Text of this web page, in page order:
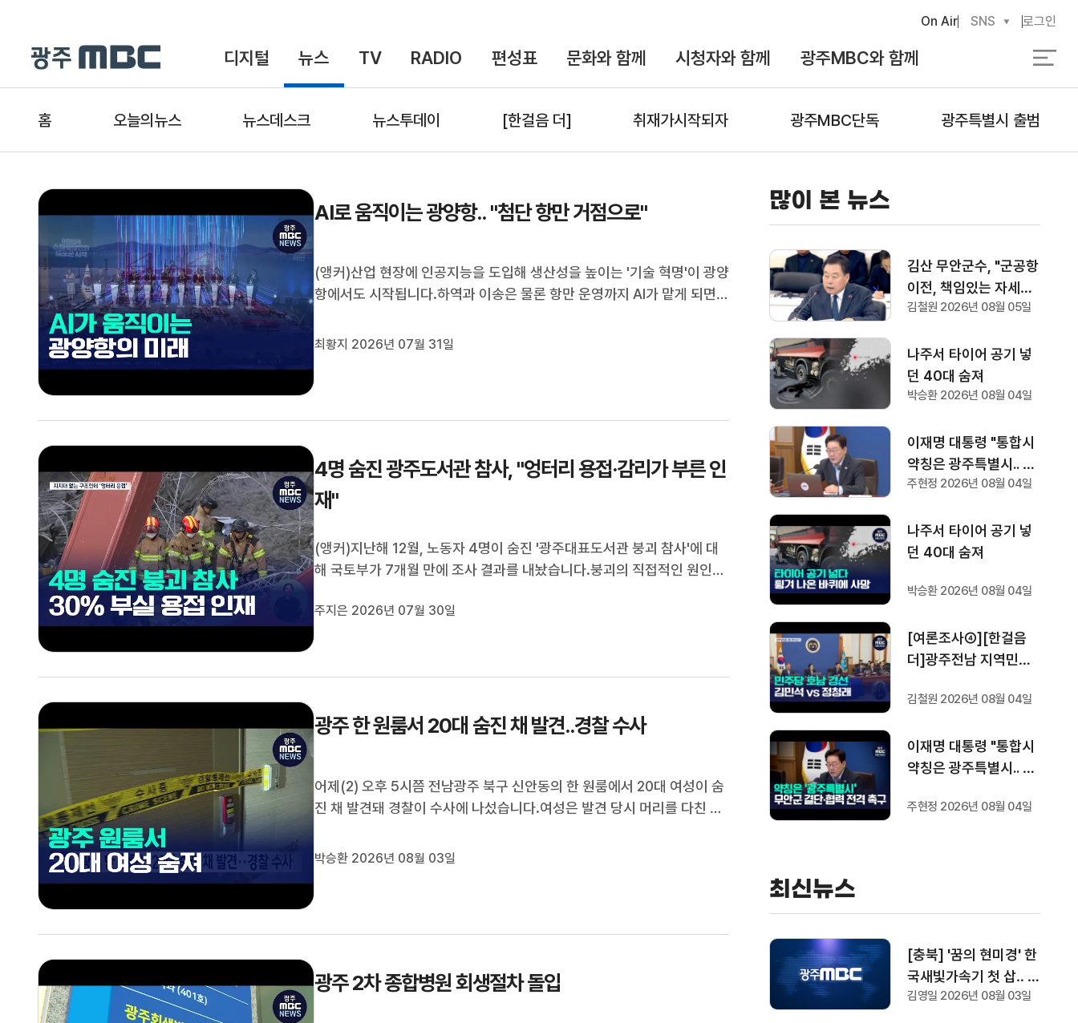
디지털 뉴스 TV RADIO 편성표 문화와 함께 시청자와 함께 광주MBC와 함께
On Air SNS 로그인
홈 오늘의뉴스 뉴스데스크 뉴스투데이 [한걸음 더] 취재가시작되자 광주MBC단독 광주특별시 출범
AI로 움직이는 광양항.. "첨단 항만 거점으로"
(앵커)산업 현장에 인공지능을 도입해 생산성을 높이는 '기술 혁명'이 광양
항에서도 시작됩니다.하역과 이송은 물론 항만 운영까지 AI가 맡게 되면
요.첨단 항만 기술의 거대한 실험실로 활용될 광양항의 미래, 최황지 기자
최황지 2026년 07월 31일
4명 숨진 광주도서관 참사, "엉터리 용접·감리가 부른 인
재"
(앵커)지난해 12월, 노동자 4명이 숨진 '광주대표도서관 붕괴 참사'에 대
해 국토부가 7개월 만에 조사 결과를 내놨습니다.붕괴의 직접적인 원인은
했던 것으로 드러났습니다.감리라도 제대로 이뤄졌다면 막을 수 있었겠지
주지은 2026년 07월 30일
광주 한 원룸서 20대 숨진 채 발견..경찰 수사
어제(2) 오후 5시쯤 전남광주 북구 신안동의 한 원룸에서 20대 여성이 숨
진 채 발견돼 경찰이 수사에 나섰습니다.여성은 발견 당시 머리를 다친 상
지 않은 것으로 알려졌습니다.경찰은 국립과학수사연구원에 부검을 의뢰
박승환 2026년 08월 03일
광주 2차 종합병원 회생절차 돌입
많이 본 뉴스
김산 무안군수, "군공항
이전, 책임있는 자세로
협의하겠다"
김철원 2026년 08월 05일
나주서 타이어 공기 넣
던 40대 숨져
박승환 2026년 08월 04일
이재명 대통령 "통합시
약칭은 광주특별시.. 공
항 이전 조속하게"
주현정 2026년 08월 04일
나주서 타이어 공기 넣
던 40대 숨져
박승환 2026년 08월 04일
[여론조사④][한걸음
더]광주전남 지역민들
할까.. 변수는?
김철원 2026년 08월 04일
이재명 대통령 "통합시
약칭은 광주특별시.. 공
주현정 2026년 08월 04일
최신뉴스
[충북] '꿈의 현미경' 한
국새빛가속기 첫 삽‥ 1
조 1천억 들여 2029년
김영일 2026년 08월 03일